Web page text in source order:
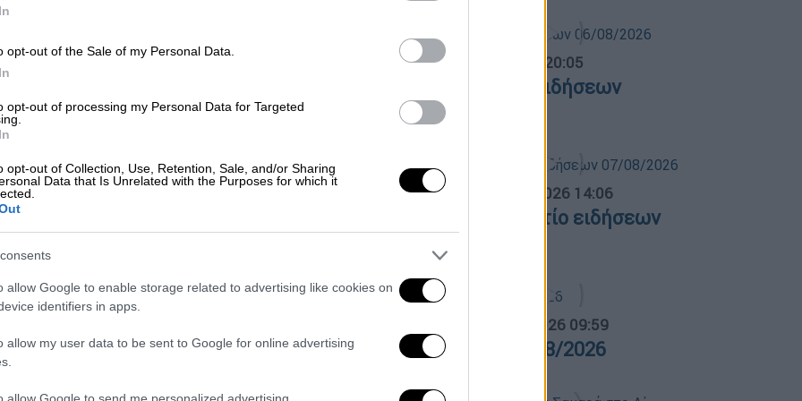
opt-out of the Sale of my Personal Data.
opt-out of processing my Personal Data for Targeted
opt-out of Collection, Use, Retention, Sale, and/or Sharing
Data that Is Unrelated with the Purposes for which it
allow Google to enable storage related to advertising like cookies on
identifiers in apps.
allow my user data to be sent to Google for online advertising
allow Google to send me personalized advertising.
Ελλάδα|20.04.2021 00:00
Λειτουργία σε εκκλησίες και η
Εορτασμός της Ανάστασης λίγες
ώρες νωρίτερα από τα μεσάνυχτα και
Πανελληνίου Ιατρικού Συλλόγου,
Θανάσης Εξαδάκτυλος
Κορονοϊός - Lockdown: Ιερέας
Λειτουργίες
Κεντρικό... 06.08.2026 20:05
Κεντρικό δελτίο ειδήσεων
06/08/2026
Μεσημεριανό... 07.08.2026 14:06
Μεσημεριανό δελτίο ειδήσεων
07.08.2026 09:59
Ώρα Ελλάδος 07/08/2026